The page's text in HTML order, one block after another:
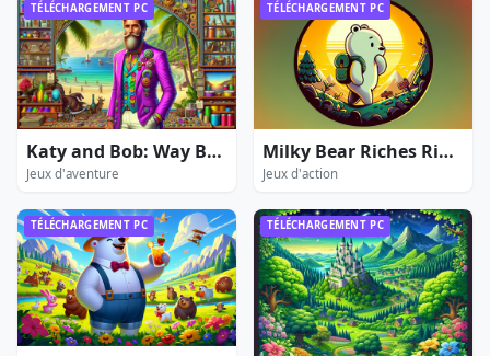
TÉLÉCHARGEMENT PC
Katy and Bob: Way Back Home
Jeux d'aventure
TÉLÉCHARGEMENT PC
Milky Bear Riches Rider
Jeux d'action
TÉLÉCHARGEMENT PC TÉLÉCHARGEMENT PC